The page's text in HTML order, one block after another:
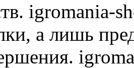
igromania-
а лишь